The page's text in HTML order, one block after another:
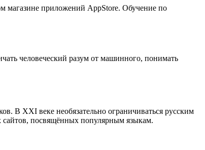
магазине приложений AppStore. Обучение по
человеческий разум от машинного, понимать
В XXI веке необязательно ограничиваться русским
сайтов, посвящённых популярным языкам.